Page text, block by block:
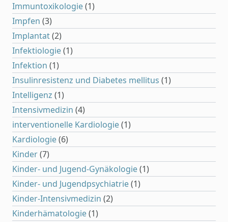
Immuntoxikologie(1)
Impfen (3)
Implantat(2)
Infektiologie(1)
Infektion (1)
Insulinresistenz und Diabetes mellitus (1)
Intelligenz (1)
Intensivmedizin (4)
interventionelle Kardiologie(1)
Kardiologie(6)
Kinder(7)
Kinder- und Jugend-Gynäkologie(1)
Kinder- und Jugendpsychiatrie(1)
Kinder-Intensivmedizin (2)
Kinderhämatologie(1)